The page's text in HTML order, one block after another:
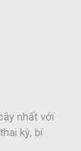
nhất với
kỳ, bí